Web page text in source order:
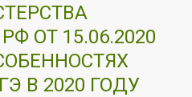
ОТ 15.06.2020
В 2020 ГОДУ